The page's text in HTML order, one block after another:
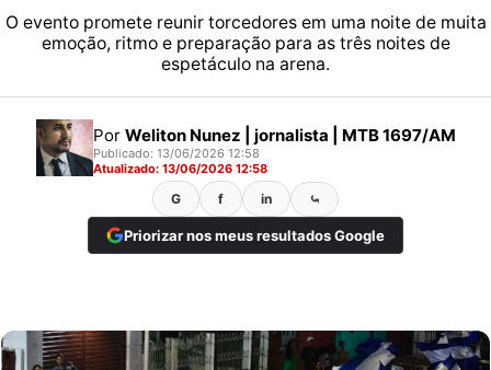
O evento promete reunir torcedores em uma noite de muita
emoção, ritmo e preparação para as três noites de
espetáculo na arena.
Por Weliton Nunez | jornalista | MTB 1697/AM
Publicado: 13/06/2026 12:58
Atualizado: 13/06/2026 12:58
G f in ⤿
Priorizar nos meus resultados Google